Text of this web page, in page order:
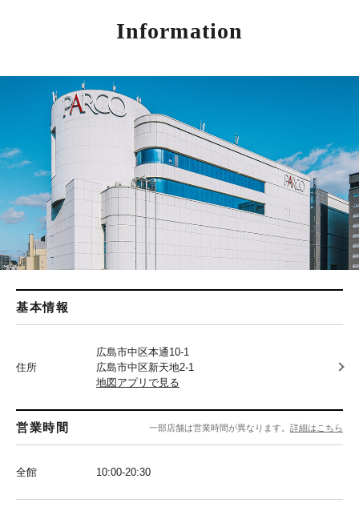
Information
基本情報
住所
広島市中区本通10-1
広島市中区新天地2-1
地図アプリで見る
営業時間 一部店舗は営業時間が異なります。 詳細はこちら
全館 10:00-20:30